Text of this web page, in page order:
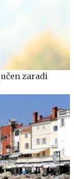
zaradi